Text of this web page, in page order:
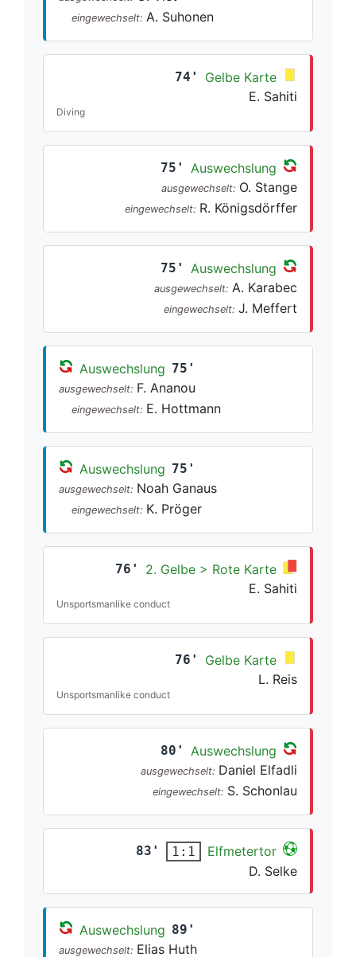
eingewechselt: A. Suhonen
74'
Gelbe Karte
E. Sahiti
Diving
75' Auswechslung
ausgewechselt: O. Stange
eingewechselt: R. Königsdörffer
75' Auswechslung
ausgewechselt: A. Karabec
eingewechselt: J. Meffert
Auswechslung 75'
ausgewechselt: F. Ananou
eingewechselt: E. Hottmann
Auswechslung 75'
ausgewechselt: Noah Ganaus
eingewechselt: K. Pröger
76'
2. Gelbe > Rote Karte
E. Sahiti
Unsportsmanlike conduct
76'
Gelbe Karte
L. Reis
Unsportsmanlike conduct
80' Auswechslung
ausgewechselt: Daniel Elfadli
eingewechselt: S. Schonlau
83' 1:1
Elfmetertor
D. Selke
Auswechslung 89'
ausgewechselt: Elias Huth